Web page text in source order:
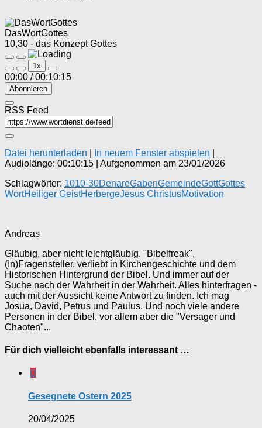
DasWortGottes
10,30 - das Konzept Gottes
Play
Episode
Pause
Episode
1x
00:00 / 00:10:15
Abonnieren
RSS Feed
Datei herunterladen In neuem Fenster abspielen
Audiolänge: 00:10:15
Aufgenommen am 23/01/2026
Schlagwörter: 1010-30DenareGabenGemeindeGottGottes
WortHeiliger GeistHerbergeJesus ChristusMotivation
Andreas
Gläubig, aber nicht leichtgläubig. "Bibelfreak",
(In)Fragensteller, verliebt in Kirchengeschichte und dem
Historischen Hintergrund der Bibel. Und immer auf der
Suche nach der Wahrheit in der Wahrheit. Alles hinterfragen -
auch mit der Aussicht keine Antwort zu finden. Ich mag
Josua, David, Petrus und Paulus. Und noch viele andere
Personen in der Bibel, vor allem aber die "Versager und
Chaoten"...
Für dich vielleicht ebenfalls interessant …
0
Gesegnete Ostern 2025
20/04/2025